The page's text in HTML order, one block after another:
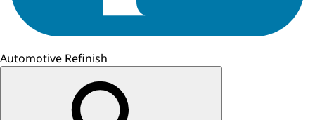
Automotive Refinish